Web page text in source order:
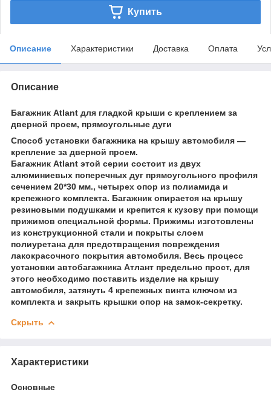
Купить
Описание Характеристики Доставка Оплата
Описание
Багажник Atlant для гладкой крыши с креплением за
дверной проем, прямоугольные дуги
Способ установки багажника на крышу автомобиля —
крепление за дверной проем.
Багажник Atlant этой серии состоит из двух
алюминиевых поперечных дуг прямоугольного профиля
сечением 20*30 мм., четырех опор из полиамида и
крепежного комплекта. Багажник опирается на крышу
резиновыми подушками и крепится к кузову при помощи
прижимов специальной формы. Прижимы изготовлены
из конструкционной стали и покрыты слоем
полиуретана для предотвращения повреждения
лакокрасочного покрытия автомобиля. Весь процесс
установки автобагажника Атлант предельно прост, для
этого необходимо поставить изделие на крышу
автомобиля, затянуть 4 крепежных винта ключом из
комплекта и закрыть крышки опор на замок-секретку.
Скрыть
Характеристики
Основные